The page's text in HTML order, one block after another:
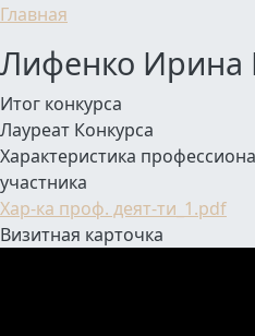
Главная
Лифенко Ирина
Итог конкурса
Лауреат Конкурса
Характеристика
участника
Хар-ка проф. деят-ти_1.pdf
Визитная карточка